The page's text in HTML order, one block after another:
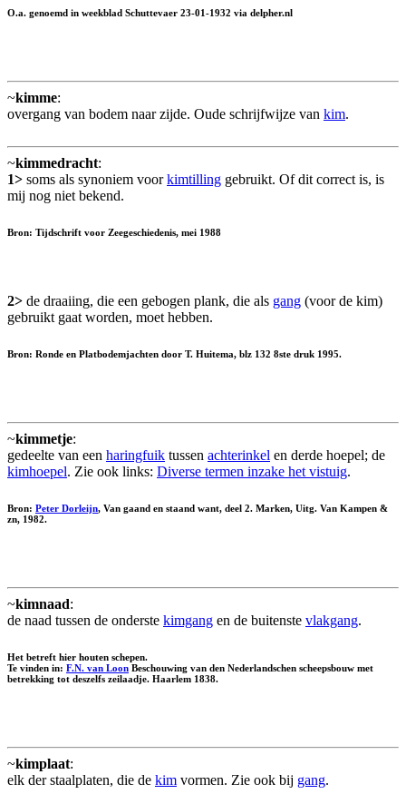
O.a. genoemd in weekblad Schuttevaer 23-01-1932 via delpher.nl
~kimme:
overgang van bodem naar zijde. Oude schrijfwijze van kim.
~kimmedracht:
1> soms als synoniem voorkimtilling gebruikt. Of dit correct is, is
mij nog niet bekend.
Bron: Tijdschrift voor Zeegeschiedenis, mei 1988
2> de draaiing, die een gebogen plank, die als gang (voor de kim)
gebruikt gaat worden, moet hebben.
Bron: Ronde en Platbodemjachten door T. Huitema, blz 132 8ste druk 1995.
~kimmetje:
gedeelte van een haringfuik tussen achterinkel en derde hoepel; de
kimhoepel. Zie ook links: Diverse termen inzake het vistuig.
Bron: Peter Dorleijn, Van gaand en staand want, deel 2. Marken, Uitg. Van Kampen &
zn, 1982.
~kimnaad:
de naad tussen de onderste kimgang en de buitenste vlakgang.
Het betreft hier houten schepen.
Te vinden in: F.N. van Loon Beschouwing van den Nederlandschen scheepsbouw met
betrekking tot deszelfs zeilaadje. Haarlem 1838.
~kimplaat:
elk der staalplaten, die de kim vormen. Zie ook bij gang.